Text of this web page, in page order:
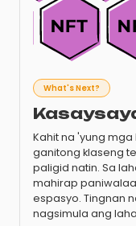
What's Next?
Kahit na 'yung mga
ganitong klaseng
paligid natin. Sa
mahirap
espasyo. Tingnan
nagsimula ang